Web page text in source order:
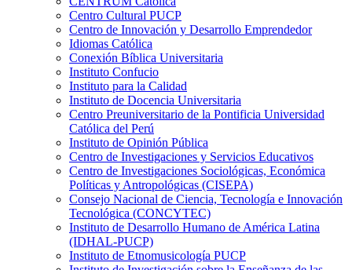
Centro Cultural PUCP
Centro de Innovación y Desarrollo Emprendedor
Idiomas Católica
Conexión Bíblica Universitaria
Instituto Confucio
Instituto para la Calidad
Instituto de Docencia Universitaria
Centro Preuniversitario de la Pontificia Universidad
Católica del Perú
Instituto de Opinión Pública
Centro de Investigaciones y Servicios Educativos
Centro de Investigaciones Sociológicas, Económica
Políticas y Antropológicas (CISEPA)
Consejo Nacional de Ciencia, Tecnología e Innovación
Tecnológica (CONCYTEC)
Instituto de Desarrollo Humano de América Latina
(IDHAL-PUCP)
Instituto de Etnomusicología PUCP